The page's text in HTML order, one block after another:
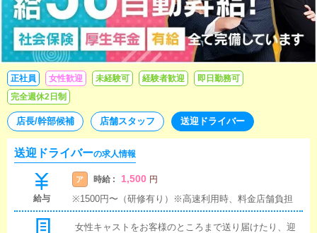
正社員 女性歓迎 未経験可 経験者歓迎
即日勤務可
完全週休2日制
店長/幹部候補 店舗スタッフ 送迎ドライバー
送迎ドライバーの求人情報
給与
ア 時給 : 1,500 円
※1500円〜（研修有り）※高速利用時、料金店舗負担
女性キャストをお客様のところまで送り届けたり、迎